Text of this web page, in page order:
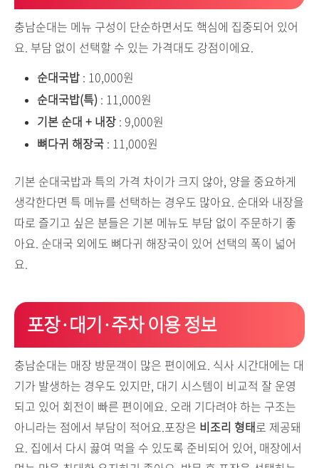
충남순대는 메뉴 구성이 단순하면서도 핵심에 집중되어 있어
요. 부담 없이 선택할 수 있는 가격대도 강점이에요.
순대국밥 : 10,000원
순대국밥(특) : 11,000원
기본 순대 + 내장 : 9,000원
뼈다귀 해장국 : 11,000원
기본 순대국밥과 특의 가격 차이가 크지 않아, 양을 중요하게
생각한다면 특 메뉴를 선택하는 경우도 많아요. 순대와 내장을
따로 즐기고 싶은 분들은 기본 메뉴도 부담 없이 주문하기 좋
아요. 순대국 외에도 뼈다귀 해장국이 있어 선택의 폭이 넓어
요.
포장·대기·주차 이용 정보
충남순대는 매장 방문객이 많은 편이에요. 식사 시간대에는 대
기가 발생하는 경우도 있지만, 대기 시스템이 비교적 잘 운영
되고 있어 회전이 빠른 편이에요. 오래 기다려야 하는 구조는
아니라는 점에서 부담이 적어요.포장은 비조리 형태로 제공돼
요. 집에서 다시 끓여 먹을 수 있도록 준비되어 있어, 매장에서